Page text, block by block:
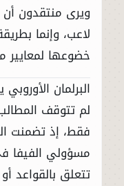
ويرى منتقدون
لاعب، وإنما
خضوعها لمعايير
البرلمان
لم تتوقف
فقط، إذ تضمنت
مسؤولي الفيفا
تتعلق بالقواعد